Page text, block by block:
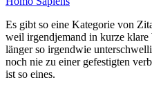
Es gibt so eine Kategorie von
weil irgendjemand in kurze klare
länger so irgendwie
noch nie zu einer gefestigten
ist so eines.